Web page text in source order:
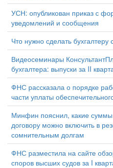
УСН: опубликован приказ с
уведомлений и сообщения
Что нужно сделать
Видеосеминары
бухгалтера: выпуски за II
ФНС рассказала о порядке
части уплаты
Минфин пояснил, какие суммы
договору можно включить в
сомнительным долгам
ФНС разместила на сайте
споров высших судов за I